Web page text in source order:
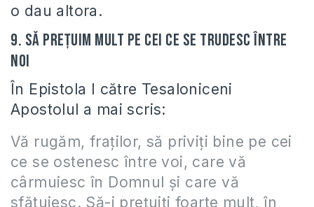
o dau altora.
9. Să preţuim mult pe cei ce se trudesc între
noi
În Epistola I către Tesaloniceni
Apostolul a mai scris:
Vă rugăm, fraţilor, să priviţi bine pe cei
ce se ostenesc între voi, care vă
cârmuiesc în Domnul şi care vă
sfătuiesc. Să-i preţuiţi foarte mult, în